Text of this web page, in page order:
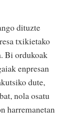
dituzte
txikietako
Bi ordukoak
enpresan
dute,
nola osatu
harremanetan